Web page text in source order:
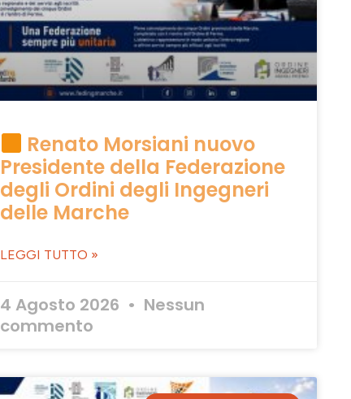
Renato Morsiani nuovo
Presidente della Federazione
degli Ordini degli Ingegneri
delle Marche
LEGGI TUTTO »
4 Agosto 2026
Nessun
commento